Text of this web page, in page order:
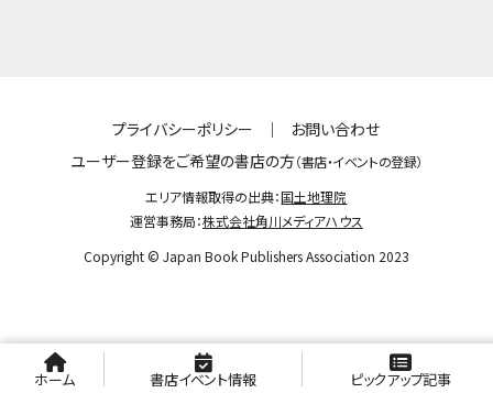
プライバシーポリシー ｜
お問い合わせ
ユーザー登録をご希望の書店の方（書店・イベントの登録）
エリア情報取得の出典：国土地理院
運営事務局：株式会社角川メディアハウス
Copyright © Japan Book Publishers Association 2023
ホーム 書店イベント情報 ピックアップ記事